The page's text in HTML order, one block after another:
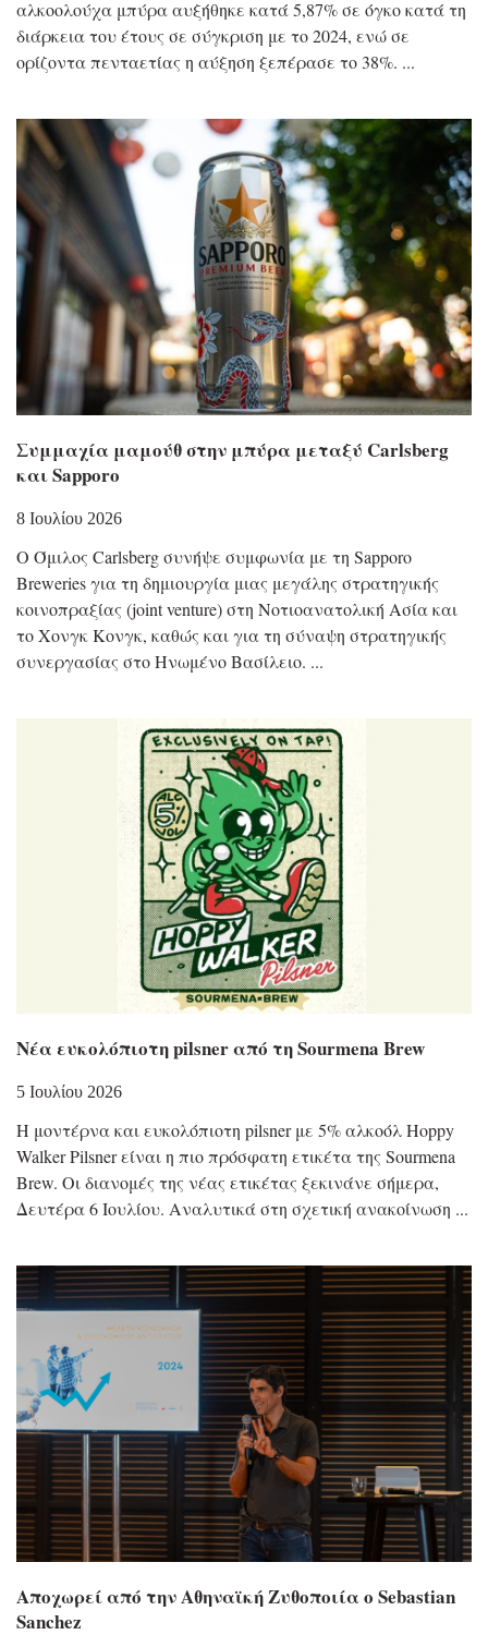
αλκοολούχα μπύρα αυξήθηκε κατά 5,87% σε όγκο κατά τη
διάρκεια του έτους σε σύγκριση με το 2024, ενώ σε
ορίζοντα πενταετίας η αύξηση ξεπέρασε το 38%.
Συμμαχία μαμούθ στην μπύρα μεταξύ Carlsberg
και Sapporo
8 Ιουλίου 2026
Ο Όμιλος Carlsberg συνήψε συμφωνία με τη Sapporo
Breweries για τη δημιουργία μιας μεγάλης στρατηγικής
κοινοπραξίας (joint venture) στη Νοτιοανατολική Ασία και
το Χονγκ Κονγκ, καθώς και για τη σύναψη στρατηγικής
συνεργασίας στο Ηνωμένο Βασίλειο.
Νέα ευκολόπιοτη pilsner από τη Sourmena Brew
5 Ιουλίου 2026
Η μοντέρνα και ευκολόπιοτη pilsner με 5% αλκοόλ Hoppy
Walker Pilsner είναι η πιο πρόσφατη ετικέτα της Sourmena
Brew. Οι διανομές της νέας ετικέτας ξεκινάνε σήμερα,
Δευτέρα 6 Ιουλίου. Αναλυτικά στη σχετική ανακοίνωση
Αποχωρεί από την Αθηναϊκή Ζυθοποιία ο Sebastian
Sanchez